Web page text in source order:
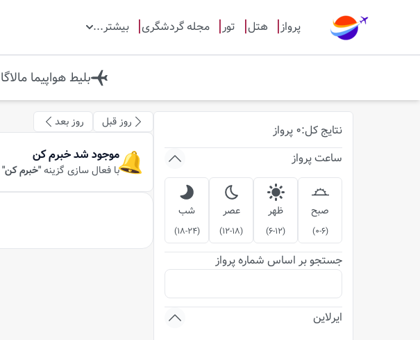
پرواز هتل تور مجله گردشگری بیشتر...
بلیط هواپیما مالاگا
نتایج کل:
0 پرواز
ساعت پرواز
صبح
(
0-6
)
ظهر
(
6-12
)
عصر
(
12-18
)
شب
(
18-24
)
جستجو بر اساس شماره پرواز
ایرلاین
روز قبل روز بعد
موجود شد خبرم کن
با فعال سازی گزینه"خبرم کن"